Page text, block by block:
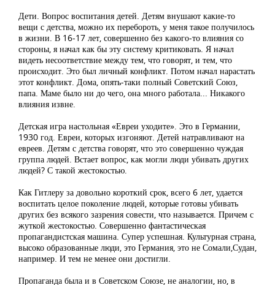
Дети. Вопрос воспитания детей. Детям внушают какие-то
вещи с детства, можно их перебороть, у меня такое получилось
в жизни. В 16-17 лет, совершенно без какого-то влияния со
стороны, я начал как бы эту систему критиковать. Я начал
видеть несоответствие между тем, что говорят, и тем, что
происходит. Это был личный конфликт. Потом начал нарастать
этот конфликт. Дома, опять-таки полный Советский Союз,
папа. Маме было ни до чего, она много работала... Никакого
влияния извне.
Детская игра настольная «Евреи уходите». Это в Германии,
1930 год. Евреи, которых изгоняют. Детей натравливают на
евреев. Детям с детства говорят, что это совершенно чуждая
группа людей. Встает вопрос, как могли люди убивать других
людей? С такой жестокостью.
Как Гитлеру за довольно короткий срок, всего 6 лет, удается
воспитать целое поколение людей, которые готовы убивать
других без всякого зазрения совести, что называется. Причем с
жуткой жестокостью. Совершенно фантастическая
пропагандистская машина. Супер успешная. Культурная страна,
высоко образованные люди, это Германия, это не Сомали,Судан,
например. И тем не менее они достигли.
Пропаганда была и в Советском Союзе, не аналогии, но, в